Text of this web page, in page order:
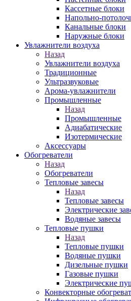
Кассетные блоки
Напольно-
Канальные блоки
Наружные блоки
Увлажнители воздуха
Назад
Увлажнители воздуха
Традиционные
Ультразвуковые
Арома-увлажнители
Промышленныe
Назад
Промышленныe
Адиабатические
Изотермические
Аксессуары
Обогреватели
Назад
Обогреватели
Тепловые завесы
Назад
Тепловые завесы
Электрические
Водяные завесы
Тепловые пушки
Назад
Тепловые пушки
Водяные пушки
Дизельные пушки
Газовые пушки
Электрические
Конвекторные